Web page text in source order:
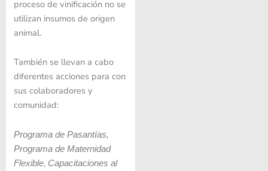
proceso de vinificación no se
utilizan insumos de origen
animal.
También se llevan a cabo
diferentes acciones para con
sus colaboradores y
comunidad:
Programa de Pasantías,
Programa de Maternidad
Flexible, Capacitaciones al